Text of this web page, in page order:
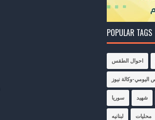
POPULAR TAGS
احوال الطقس
سوريا شهيد
لبنانيه محليات